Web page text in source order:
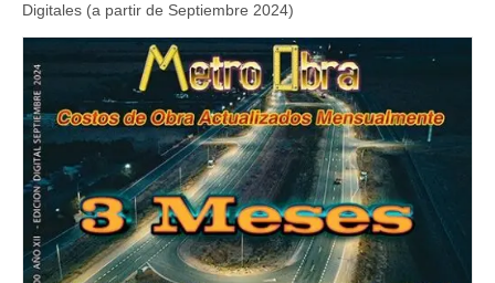
Digitales (a partir de Septiembre 2024)